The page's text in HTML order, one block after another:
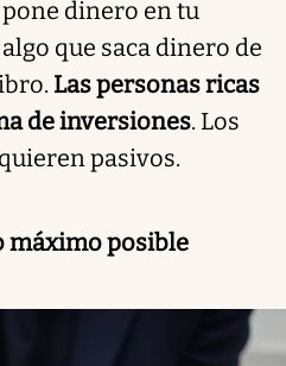
dinero en tu
que saca dinero de
Las personas ricas
de inversiones. Los
pasivos.
máximo posible